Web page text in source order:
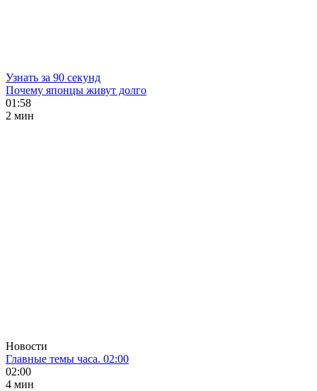
Узнать за 90 секунд
Почему японцы живут долго
01:58
2 мин
Новости
Главные темы часа. 02:00
02:00
4 мин